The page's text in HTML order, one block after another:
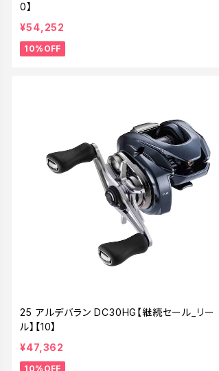
0】
¥54,252
10%OFF
25 アルデバラン DC30HG【継続セール_リー
ル】【10】
¥47,362
10%OFF